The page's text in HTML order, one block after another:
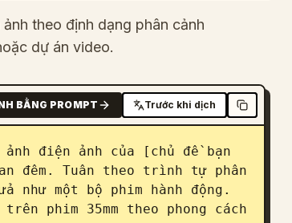
theo định dạng phân cảnh
dự án video.
BẰNG PROMPT Trước khi dịch
điện ảnh của [chủ đề bạn
đêm. Tuân theo trình tự phân
như một bộ phim hành động.
phim 35mm theo phong cách